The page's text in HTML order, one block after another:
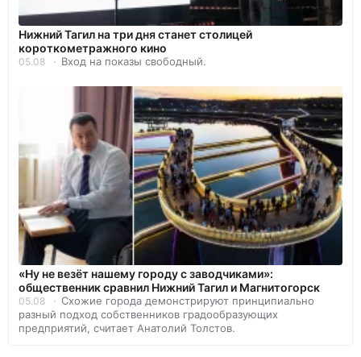
Нижний Тагил на три дня станет столицей
короткометражного кино
05.08 Вход на показы свободный.
«Ну не везёт нашему городу с заводчиками»:
общественник сравнил Нижний Тагил и Магнитогорск
05.08
Схожие города демонстрируют принципиально
разный подход собственников градообразующих
предприятий, считает Анатолий Толстов.